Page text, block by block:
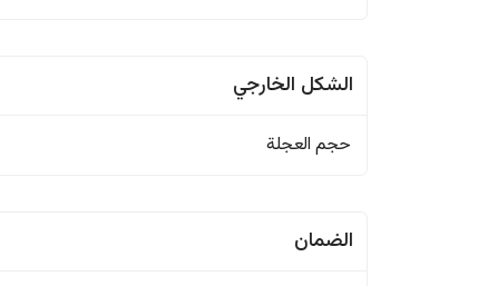
الشكل الخارجي
حجم العجلة
الضمان